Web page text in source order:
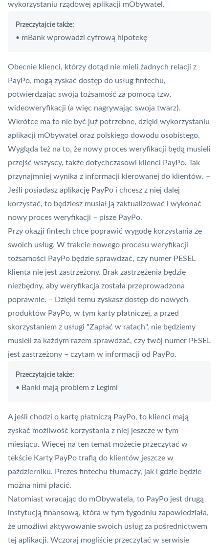
wykorzystaniu rządowej aplikacji mObywatel .
Przeczytajcie także:
• mBank wprowadzi cyfrową hipotekę
Obecnie klienci, którzy dotąd nie mieli żadnych relacji z
PayPo, mogą zyskać dostęp do usług fintechu,
potwierdzając swoją tożsamość za pomocą tzw.
wideoweryfikacji (a więc nagrywając swoja twarz).
Wkrótce ma to nie być już potrzebne, dzięki wykorzystaniu
aplikacji mObywatel oraz polskiego dowodu osobistego.
Wygląda też na to, że nowy proces weryfikacji będą musieli
przejść wszyscy, także dotychczasowi klienci PayPo. Tak
przynajmniej wynika z informacji kierowanej do klientów. –
Jeśli posiadasz aplikację PayPo i chcesz z niej dalej
korzystać, to będziesz musiał ją zaktualizować i wykonać
nowy proces weryfikacji – pisze PayPo.
Przy okazji fintech chce poprawić wygodę korzystania ze
swoich usług. W trakcie nowego procesu weryfikacji
tożsamości PayPo będzie sprawdzać, czy numer PESEL
klienta nie jest zastrzeżony. Brak zastrzeżenia będzie
niezbędny, aby weryfikacja została przeprowadzona
poprawnie. – Dzięki temu zyskasz dostęp do nowych
produktów PayPo, w tym karty płatniczej, a przed
skorzystaniem z usługi "Zapłać w ratach", nie będziemy
musieli za każdym razem sprawdzać, czy twój numer PESEL
jest zastrzeżony – czytam w informacji od PayPo.
Przeczytajcie także:
• Banki mają problem z Legimi
A jeśli chodzi o kartę płatniczą PayPo, to klienci mają
zyskać możliwość korzystania z niej jeszcze w tym
miesiącu. Więcej na ten temat możecie przeczytać w
tekście Karty PayPo trafią do klientów jeszcze w
październiku. Prezes fintechu tłumaczy, jak i gdzie będzie
można nimi płacić.
Natomiast wracając do mObywatela, to PayPo jest drugą
instytucją finansową, która w tym tygodniu zapowiedziała,
że umożliwi aktywowanie swoich usług za pośrednictwem
tej aplikacji. Wczoraj mogliście przeczytać w serwisie